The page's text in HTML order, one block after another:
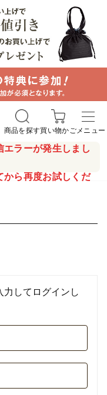
エラーが発生しまし
から再度お試しくだ
商品を探す買い物かごメニュー
力してログインし